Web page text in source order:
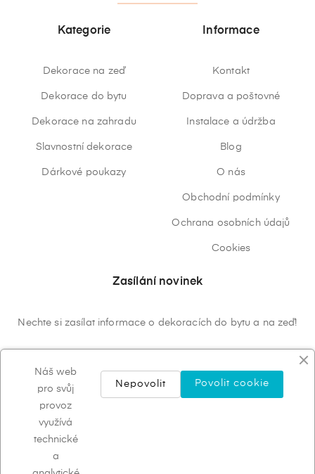
Kategorie
Dekorace na zeď
Dekorace do bytu
Dekorace na zahradu
Slavnostní dekorace
Dárkové poukazy
Informace
Kontakt
Doprava a poštovné
Instalace a údržba
Blog
O nás
Obchodní podmínky
Ochrana osobních údajů
Cookies
Zasílání novinek
Nechte si zasílat informace o dekoracích do bytu a na zeď!
Náš web
pro svůj
provoz
využívá
technické
a
Povolit cookie
Nepovolit